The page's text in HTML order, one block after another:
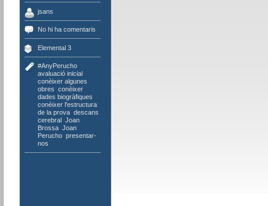
jsans
No hi ha comentaris
Elemental 3
#AnyPerucho,
avaluació inicial,
conèixer algunes
obres conèixer
dades biogràfiques
conèixer l'estructura
de la prova, descans
cerebral, Joan
Brossa, Joan
Perucho, presentar-
nos